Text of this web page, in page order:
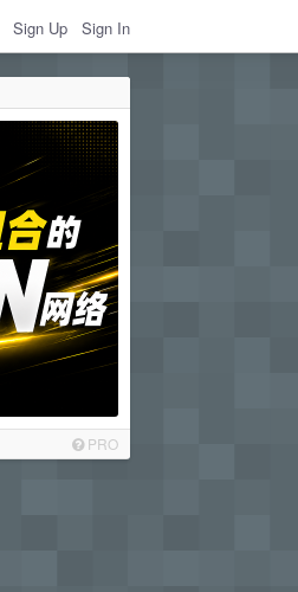
Sign Up Sign In
PRO